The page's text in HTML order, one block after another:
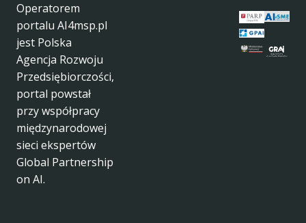
Operatorem
portalu AI4msp.pl
jest Polska
Agencja Rozwoju
Przedsiębiorczości,
portal powstał
przy współpracy
międzynarodowej
sieci ekspertów
Global Partnership
on AI.